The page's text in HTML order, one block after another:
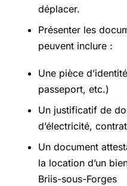
déplacer.
Présenter les
peuvent inclure :
Une pièce
passeport, etc.)
Un justificatif de
d’électricité,
Un document
la location d’un
Briis-sous-Forges